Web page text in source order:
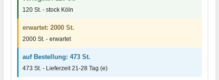
120 St. - stock Köln
erwartet: 2000 St.
2000 St. - erwartet
auf Bestellung: 473 St.
473 St. - Lieferzeit 21-28 Tag (e)